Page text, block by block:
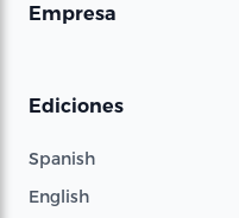
Empresa
Ediciones
Spanish
English